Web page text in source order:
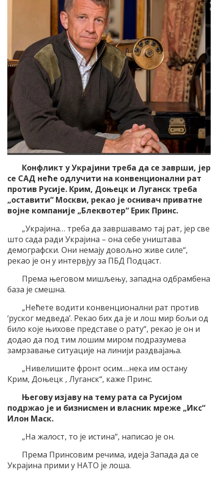
Конфликт у Украјини треба да се заврши, јер
се САД неће одлучити на конвенционални рат
против Русије. Крим, Доњецк и Луганск треба
„оставити“ Москви, рекао је оснивач приватне
војне компаније „Блеквотер“ Ерик Принс.
„Украјина… треба да завршавамо тај рат, јер све
што сада ради Украјина – она себе уништава
демографски. Они немају довољно живе силе“,
рекао је он у интервјуу за ПБД Подцаст.
Према његовом мишљењу, западна одбрамбена
база је смешна.
„Нећете водити конвенционални рат против
‘руског медведа’. Рекао бих да је и лош мир бољи од
било које њихове представе о рату“, рекао је он и
додао да под тим лошим миром подразумева
замрзавање ситуације на линији раздвајања.
„Нивелишите фронт осим….нека им остану
Крим, Доњецк , Луганск“, каже Принс.
Његову изјаву на тему рата са Русијом
подржао је и бизнисмен и власник мреже „Икс“
Илон Маск.
„На жалост, то је истина“, написао је он.
Према Принсовим речима, идеја Запада да се
Украјина прими у НАТО је лоша.